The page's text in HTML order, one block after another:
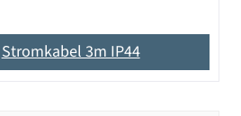
Stromkabel 3m IP44